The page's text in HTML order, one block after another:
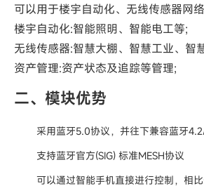
可以用于楼宇自动化、无线传感器网
楼宇自动化:智能照明、智能电工等;
无线传感器:智慧大棚、智慧工业、智
资产管理:资产状态及追踪等管理;
二、模块优势
采用蓝牙5.0协议，并往下兼容蓝牙
支持蓝牙官方(SIG) 标准MESH协议
可以通过智能手机直接进行控制，相